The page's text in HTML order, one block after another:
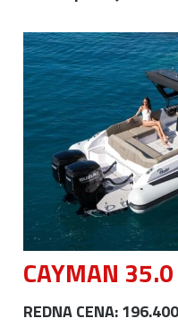
CAYMAN
REDNA CENA: